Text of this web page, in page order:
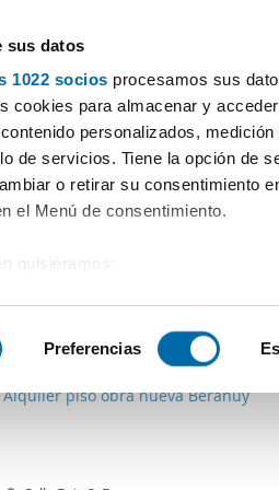
sus datos
1022 socios procesamos sus
cookies para almacenar y
personalizados,
de servicios. Tiene la opción de
o retirar su consentimiento
el Menú de consentimiento.
quisiéramos:
analizándolo activamente
sobre cómo se procesan sus
Preferencias
Laspaules
2 1 Salle de
Alquiler piso obra nueva Beranuy